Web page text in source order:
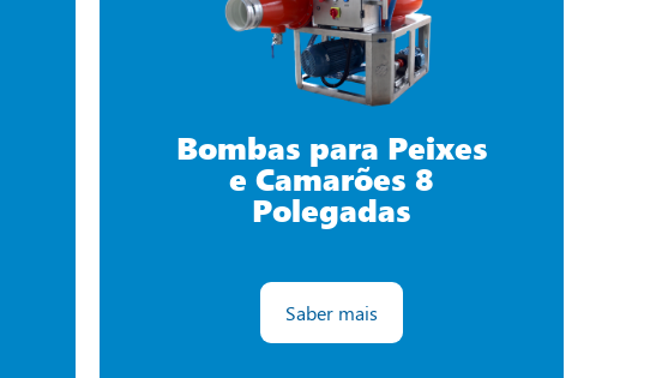
Bombas para Peixes
e Camarões 8
Polegadas
Saber mais